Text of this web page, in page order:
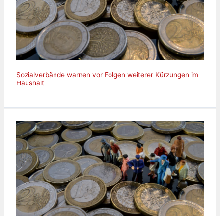
Sozialverbände warnen vor Folgen weiterer Kürzungen im
Haushalt